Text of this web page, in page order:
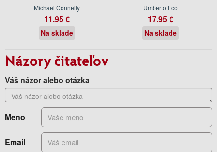
Michael Connelly
11.95 €
Na sklade
Umberto Eco
17.95 €
Na sklade
Názory čitateľov
Váš názor alebo otázka
Meno
Email